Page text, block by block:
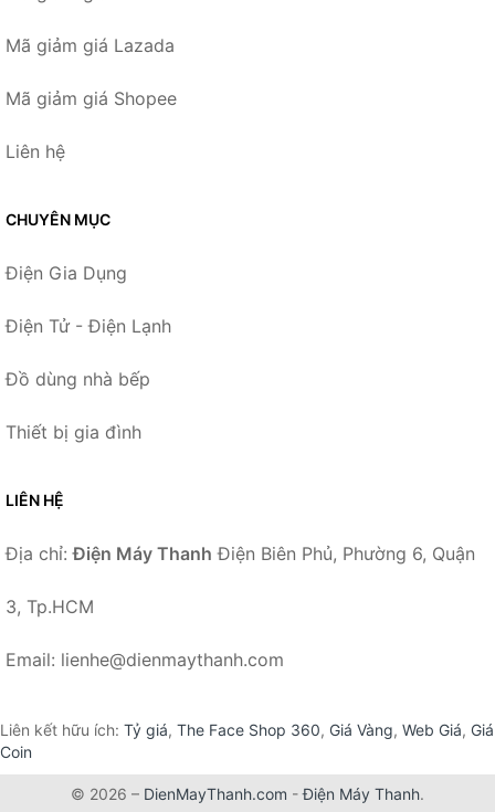
Mã giảm giá Lazada
Mã giảm giá Shopee
Liên hệ
CHUYÊN MỤC
Điện Gia Dụng
Điện Tử - Điện Lạnh
Đồ dùng nhà bếp
Thiết bị gia đình
LIÊN HỆ
Địa chỉ:Điện Máy Thanh Điện Biên Phủ, Phường 6, Quận
3, Tp.HCM
Email: lienhe@dienmaythanh.com
Liên kết hữu ích: Tỷ giá, The Face Shop 360, Giá Vàng, Web Giá, Giá
Coin
© 2026 – DienMayThanh.com -Điện Máy Thanh.